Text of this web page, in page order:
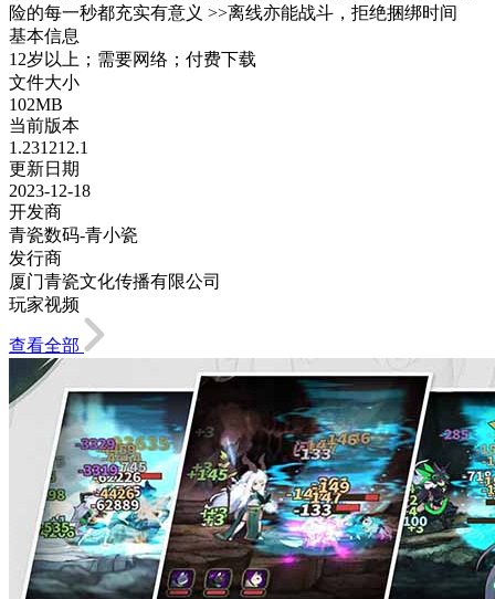
险的每一秒都充实有意义 >>离线亦能战斗，拒绝捆绑时间
基本信息
12岁以上；需要网络；付费下载
文件大小
102MB
当前版本
1.231212.1
更新日期
2023-12-18
开发商
青瓷数码-青小瓷
发行商
厦门青瓷文化传播有限公司
玩家视频
查看全部